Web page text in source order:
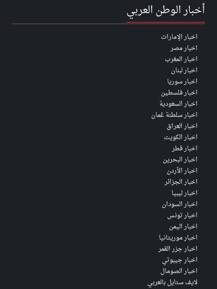
أخبار الوطن العربي
اخبار الإمارات
اخبار مصر
اخبار المغرب
اخبار لبنان
اخبار سوريا
اخبار فلسطين
اخبار السعودية
اخبار سلطنة عُمان
اخبار العراق
اخبار الكويت
اخبار قطر
اخبار البحرين
اخبار الأردن
اخبار الجزائر
اخبار ليبيا
اخبار السودان
اخبار تونس
اخبار اليمن
اخبار موريتانيا
اخبار جزر القمر
اخبار جيبوتي
اخبار الصومال
لايف ستايل بالعربي